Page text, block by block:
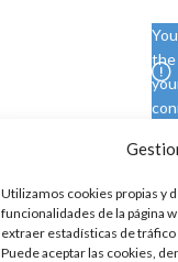
Utilizamos cookies propias y
funcionalidades de la página
extraer estadísticas de
Puede aceptar las cookies,
the
VISÍTA
Tienda física
Talleres de
Tratamientos de